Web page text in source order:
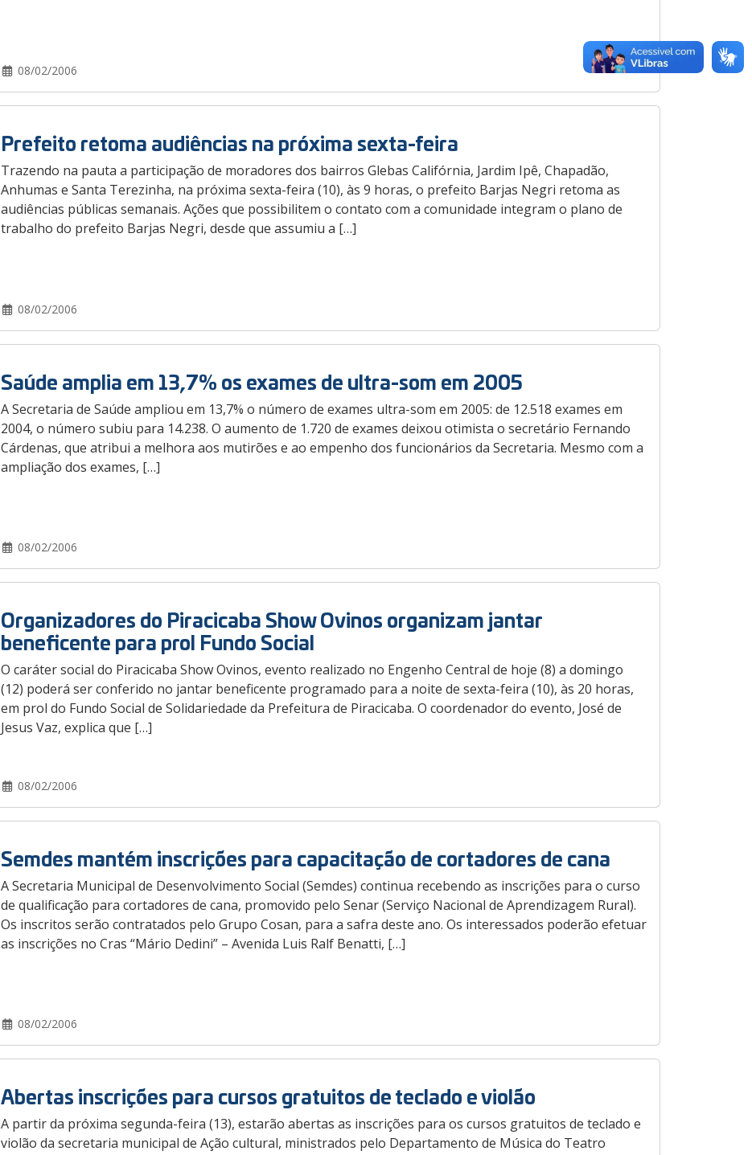
08/02/2006
Prefeito retoma audiências na próxima sexta-feira
Trazendo na pauta a participação de moradores dos bairros Glebas Califórnia, Jardim Ipê, Chapadão,
Anhumas e Santa Terezinha, na próxima sexta-feira (10), às 9 horas, o prefeito Barjas Negri retoma as
audiências públicas semanais. Ações que possibilitem o contato com a comunidade integram o plano de
trabalho do prefeito Barjas Negri, desde que assumiu a […]
08/02/2006
Saúde amplia em 13,7% os exames de ultra-som em 2005
A Secretaria de Saúde ampliou em 13,7% o número de exames ultra-som em 2005: de 12.518 exames em
2004, o número subiu para 14.238. O aumento de 1.720 de exames deixou otimista o secretário Fernando
Cárdenas, que atribui a melhora aos mutirões e ao empenho dos funcionários da Secretaria. Mesmo com a
ampliação dos exames, […]
08/02/2006
Organizadores do Piracicaba Show Ovinos organizam jantar
beneficente para prol Fundo Social
O caráter social do Piracicaba Show Ovinos, evento realizado no Engenho Central de hoje (8) a domingo
(12) poderá ser conferido no jantar beneficente programado para a noite de sexta-feira (10), às 20 horas,
em prol do Fundo Social de Solidariedade da Prefeitura de Piracicaba. O coordenador do evento, José de
Jesus Vaz, explica que […]
08/02/2006
Semdes mantém inscrições para capacitação de cortadores de cana
A Secretaria Municipal de Desenvolvimento Social (Semdes) continua recebendo as inscrições para o curso
de qualificação para cortadores de cana, promovido pelo Senar (Serviço Nacional de Aprendizagem Rural).
Os inscritos serão contratados pelo Grupo Cosan, para a safra deste ano. Os interessados poderão efetuar
as inscrições no Cras “Mário Dedini” – Avenida Luis Ralf Benatti, […]
08/02/2006
Abertas inscrições para cursos gratuitos de teclado e violão
A partir da próxima segunda-feira (13), estarão abertas as inscrições para os cursos gratuitos de teclado e
violão da secretaria municipal de Ação cultural, ministrados pelo Departamento de Música do Teatro